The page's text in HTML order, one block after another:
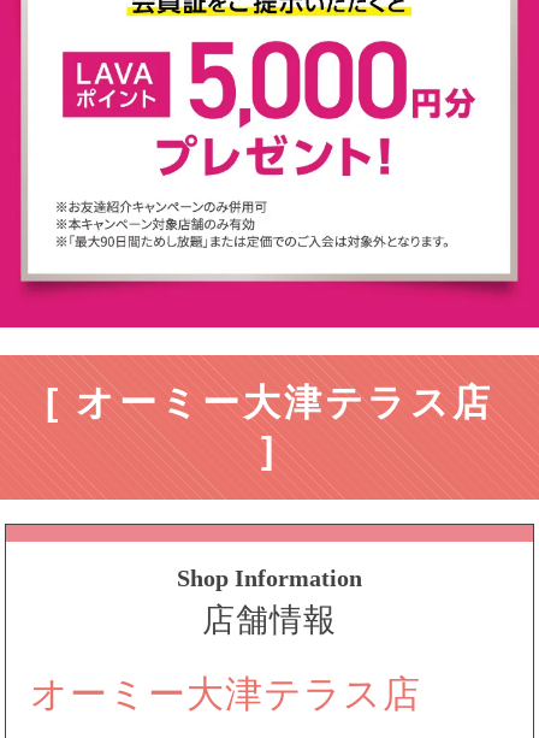
[ オーミー大津テラス店
]
Shop Information
店舗情報
オーミー大津テラス店